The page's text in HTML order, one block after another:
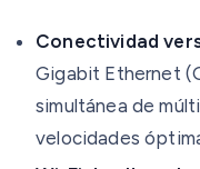
Conectividad
Gigabit Ethernet
simultánea de
velocidades